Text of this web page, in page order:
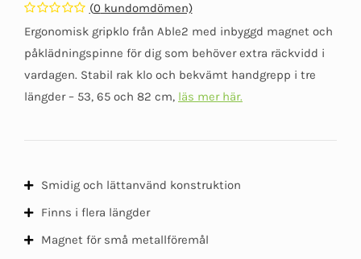
till
504 kr
Betygsatt
0
av
5
(0kundomdömen)
Ergonomisk gripklo från Able2 med inbyggd magnet och
påklädningspinne för dig som behöver extra räckvidd i
vardagen. Stabil rak klo och bekvämt handgrepp i tre
längder – 53, 65 och 82 cm, läs mer här.
Smidig och lättanvänd konstruktion
Finns i flera längder
Magnet för små metallföremål